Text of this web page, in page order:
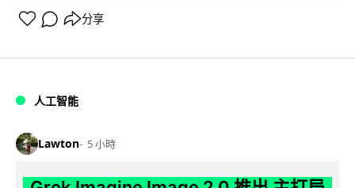
分享
人工智能
Lawton 5 小時